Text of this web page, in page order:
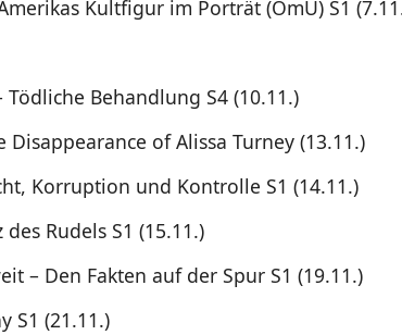
Kultfigur im Porträt (OmU) S1
Behandlung S4 (10.11.)
Disappearance of Alissa Turney (13.11.)
Korruption und Kontrolle S1 (14.11.)
Rudels S1 (15.11.)
– Den Fakten auf der Spur S1 (19.11.)
S1 (21.11.)